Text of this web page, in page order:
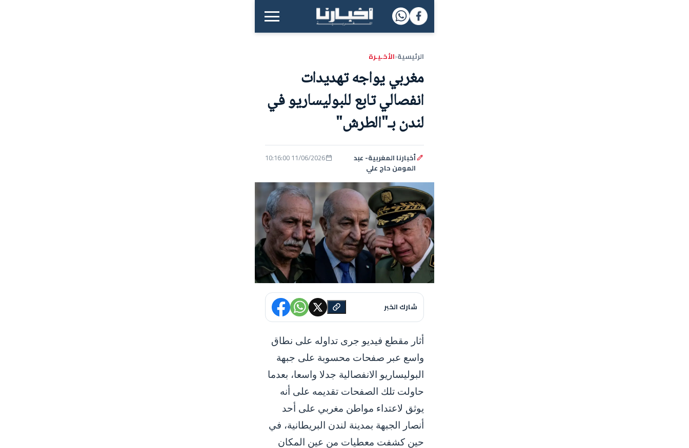
القائمة الرئيسية
الرئيسية‹الأخـيـرة
مغربي يواجه تهديدات
انفصالي تابع للبوليساريو في
لندن بـ"الطرش"
أخبارنا المغربية- عبد
المومن حاج علي
11/06/2026 10:16:00
شارك الخبر
أثار مقطع فيديو جرى تداوله على نطاق
واسع عبر صفحات محسوبة على جبهة
البوليساريو الانفصالية جدلا واسعا، بعدما
حاولت تلك الصفحات تقديمه على أنه
يوثق لاعتداء مواطن مغربي على أحد
أنصار الجبهة بمدينة لندن البريطانية، في
حين كشفت معطيات من عين المكان